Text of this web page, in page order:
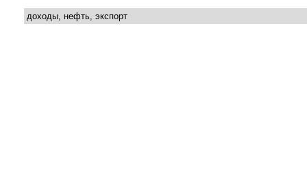
доходы, нефть, экспорт